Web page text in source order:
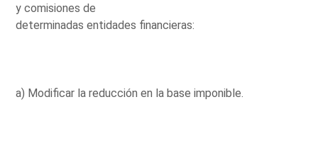
y comisiones de
determinadas entidades financieras:
a) Modificar la reducción en la base imponible.